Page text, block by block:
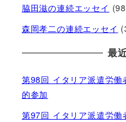
脇田滋の連続エッセイ
森岡孝二の連続エッセイ
最
第98回 イタリア派遣労
的参加
第97回 イタリア派遣労